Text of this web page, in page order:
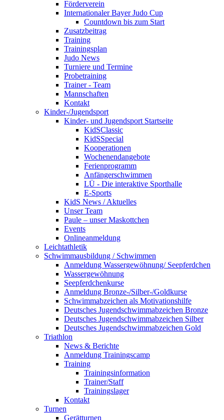
Förderverein
Internationaler Bayer Judo Cup
Countdown bis zum Start
Zusatzbeitrag
Training
Trainingsplan
Judo News
Turniere und Termine
Probetraining
Trainer - Team
Mannschaften
Kontakt
Kinder-/Jugendsport
Kinder- und Jugendsport Startseite
KidSClassic
KidSSpecial
Kooperationen
Wochenendangebote
Ferienprogramm
Anfängerschwimmen
LÜ - Die interaktive Sporthalle
E-Sports
KidS News / Aktuelles
Unser Team
Paule – unser Maskottchen
Events
Onlineanmeldung
Leichtathletik
Schwimmausbildung / Schwimmen
Anmeldung Wassergewöhnung/ Seepferdchen
Wassergewöhnung
Seepferdchenkurse
Anmeldung Bronze-/Silber-/Goldkurse
Schwimmabzeichen als Motivationshilfe
Deutsches Jugendschwimmabzeichen Bronze
Deutsches Jugendschwimmabzeichen Silber
Deutsches Jugendschwimmabzeichen Gold
Triathlon
News & Berichte
Anmeldung Trainingscamp
Training
Trainingsinformation
Trainer/Staff
Trainingslager
Kontakt
Turnen
Gerätturnen